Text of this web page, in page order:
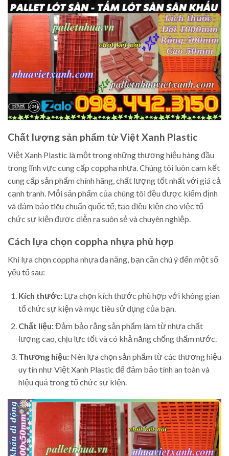
Chất lượng sản phẩm từ Việt Xanh Plastic
Việt Xanh Plastic là một trong những thương hiệu hàng đầu
trong lĩnh vực cung cấp coppha nhựa. Chúng tôi luôn cam kết
cung cấp sản phẩm chính hãng, chất lượng tốt nhất với giá cả
cạnh tranh. Mỗi sản phẩm của chúng tôi đều được kiểm định
và đảm bảo tiêu chuẩn quốc tế, tạo điều kiện cho việc tổ
chức sự kiện được diễn ra suôn sẻ và chuyên nghiệp.
Cách lựa chọn coppha nhựa phù hợp
Khi lựa chọn coppha nhựa đa năng, bạn cần chú ý đến một số
yếu tố sau:
Kích thước:Lựa chọn kích thước phù hợp với không gian
tổ chức sự kiện và mục tiêu sử dụng của bạn.
Chất liệu:Đảm bảo rằng sản phẩm làm từ nhựa chất
lượng cao, chịu lực tốt và có khả năng chống thấm nước.
Thương hiệu:Nên lựa chọn sản phẩm từ các thương hiệu
uy tín như Việt Xanh Plastic để đảm bảo tính an toàn và
hiệu quả trong tổ chức sự kiện.